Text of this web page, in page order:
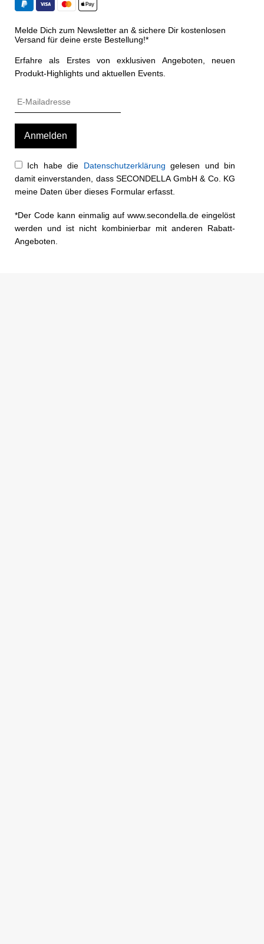
Melde Dich zum Newsletter an & sichere Dir kostenlosen
Versand für deine erste Bestellung!*
Erfahre als Erstes von exklusiven Angeboten, neuen
Produkt-Highlights und aktuellen Events.
Ich habe die Datenschutzerklärung gelesen und bin
damit einverstanden, dass SECONDELLA GmbH & Co. KG
meine Daten über dieses Formular erfasst.
*Der Code kann einmalig auf www.secondella.de eingelöst
werden und ist nicht kombinierbar mit anderen Rabatt-
Angeboten.